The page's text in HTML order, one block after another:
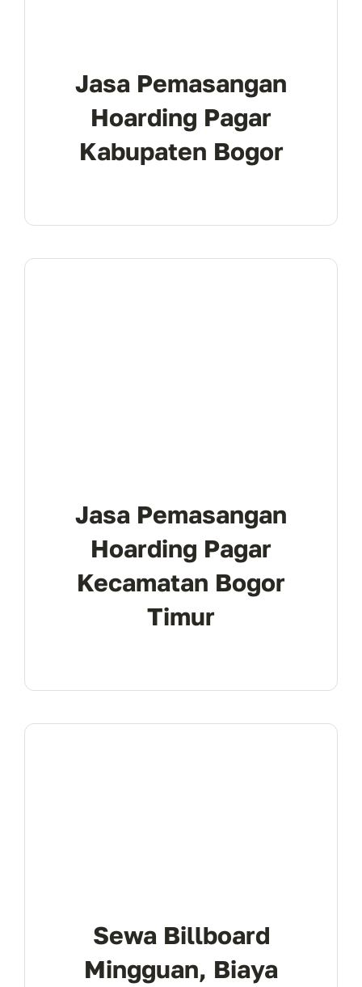
Jasa Pemasangan
Hoarding Pagar
Kabupaten Bogor
Jasa Pemasangan
Hoarding Pagar
Kecamatan Bogor
Timur
Sewa Billboard
Mingguan, Biaya